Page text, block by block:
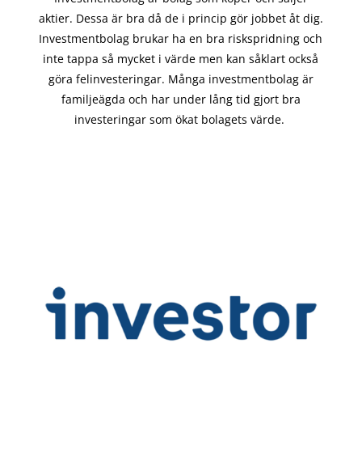
aktier. Dessa är bra då de i princip görjobbet åt dig.
Investmentbolag brukar ha en bra riskspridning och
inte tappa så mycket i värde men kan såklart också
göra felinvesteringar. Många investmentbolag är
familjeägda och har under lång tid gjort bra
investeringar som ökat bolagets värde.